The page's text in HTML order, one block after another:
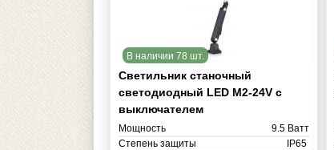
В наличии 78 шт.
Светильник станочный
светодиодный LED M2-24V с
выключателем
Мощность
9.5 Ватт
Степень защиты
IP65